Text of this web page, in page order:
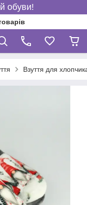
обуви!
Взуття для